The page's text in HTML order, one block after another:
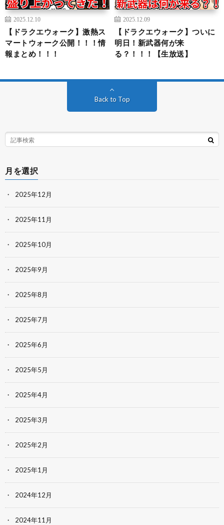
2025.12.10
【ドラクエウォーク】激熱ス
マートウォーク公開！！！情
報まとめ！！！
2025.12.09
【ドラクエウォーク】ついに
明日！新武器何が来
る？！！！【生放送】
Back to Top
月を選択
2025年12月
2025年11月
2025年10月
2025年9月
2025年8月
2025年7月
2025年6月
2025年5月
2025年4月
2025年3月
2025年2月
2025年1月
2024年12月
2024年11月